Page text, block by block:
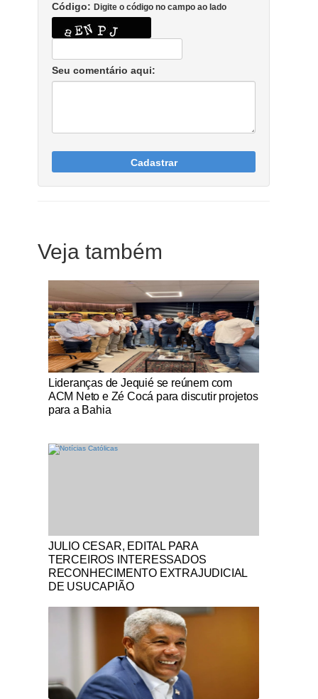
Código: Digite o código no campo ao lado
Seu comentário aqui:
Cadastrar
Veja também
Notícias Católicas
Lideranças de Jequié se reúnem com
ACM Neto e Zé Cocá para discutir projetos
para a Bahia
Notícias Católicas
JULIO CESAR, EDITAL PARA
TERCEIROS INTERESSADOS
RECONHECIMENTO EXTRAJUDICIAL
DE USUCAPIÃO